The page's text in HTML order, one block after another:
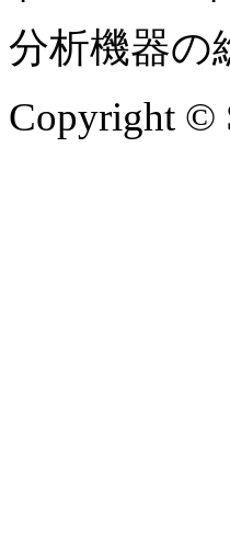
分析機器の
Copyright ©